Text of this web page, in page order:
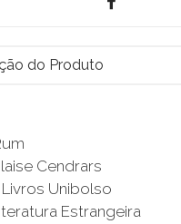
do Produto
Cendrars
Unibolso
Estrangeira